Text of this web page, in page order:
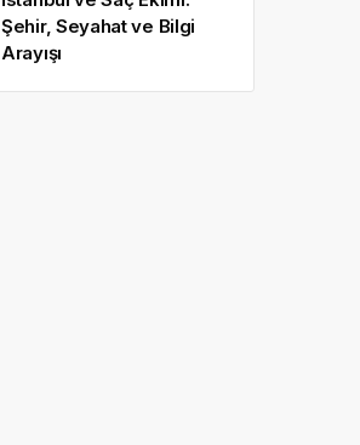
Şehir, Seyahat ve Bilgi
Arayışı